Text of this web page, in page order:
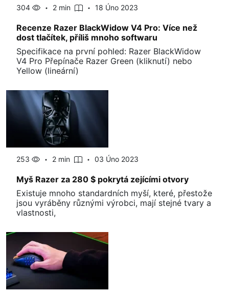
304 2 min 18 Úno 2023
Recenze Razer BlackWidow V4 Pro: Více než
dost tlačítek, příliš mnoho softwaru
Specifikace na první pohled: Razer BlackWidow
V4 Pro Přepínače Razer Green (kliknutí) nebo
Yellow (lineární)
253 2 min 03 Úno 2023
Myš Razer za 280 $ pokrytá zejícími otvory
Existuje mnoho standardních myší, které, přestože
jsou vyráběny různými výrobci, mají stejné tvary a
vlastnosti,